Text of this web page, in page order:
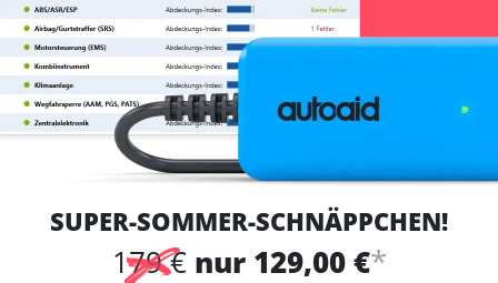
SUPER-SOMMER-SCHNÄPPCHEN!
179 € nur 129,00 €*